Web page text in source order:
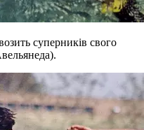
суперників свого